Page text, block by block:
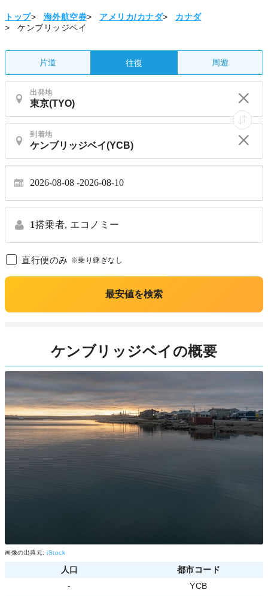
トップ> 海外航空券> アメリカ/カナダ>
カナダ
>
ケンブリッジベイ
片道 往復 周遊
出発地
到着地
2026-08-08 2026-08-10
1搭乗者, エコノミー
直行便のみ ※乗り継ぎなし
最安値を検索
ケンブリッジベイの概要
画像の出典元: iStock
人口
都市コード
-
YCB